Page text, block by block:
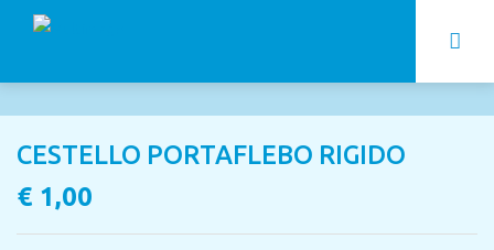
CESTELLO PORTAFLEBO RIGIDO
€ 1,00